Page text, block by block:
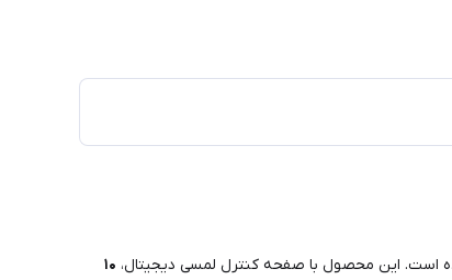
است. این محصول با صفحه کنترل لمسی دیجیتال، ۱۰